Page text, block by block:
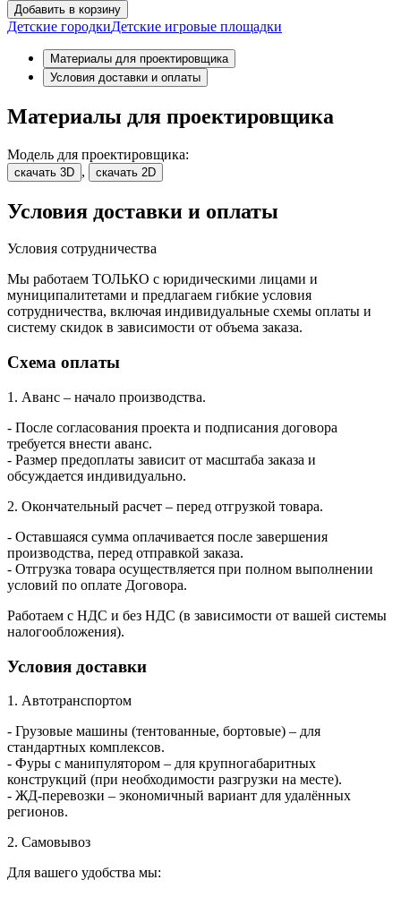
Добавить в корзину
Детские городкиДетские игровые площадки
Материалы для проектировщика
Условия доставки и оплаты
Материалы для проектировщика
Модель для проектировщика:
скачать 3D , скачать 2D
Условия доставки и оплаты
Условия сотрудничества
Мы работаем ТОЛЬКО с юридическими лицами и
муниципалитетами и предлагаем гибкие условия
сотрудничества, включая индивидуальные схемы оплаты и
систему скидок в зависимости от объема заказа.
Схема оплаты
1. Аванс – начало производства.
- После согласования проекта и подписания договора
требуется внести аванс.
- Размер предоплаты зависит от масштаба заказа и
обсуждается индивидуально.
2. Окончательный расчет – перед отгрузкой товара.
- Оставшаяся сумма оплачивается после завершения
производства, перед отправкой заказа.
- Отгрузка товара осуществляется при полном выполнении
условий по оплате Договора.
Работаем с НДС и без НДС (в зависимости от вашей системы
налогообложения).
Условия доставки
1. Автотранспортом
- Грузовые машины (тентованные, бортовые) – для
стандартных комплексов.
- Фуры с манипулятором – для крупногабаритных
конструкций (при необходимости разгрузки на месте).
- ЖД-перевозки – экономичный вариант для удалённых
регионов.
2. Самовывоз
Для вашего удобства мы: